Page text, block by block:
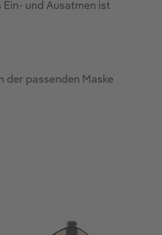
und Ausatmen ist
der passenden Maske